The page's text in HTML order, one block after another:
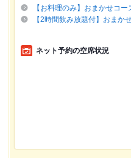
【お料理のみ】おまかせコ
【2時間飲み放題付】おま
ネット予約の空席状況